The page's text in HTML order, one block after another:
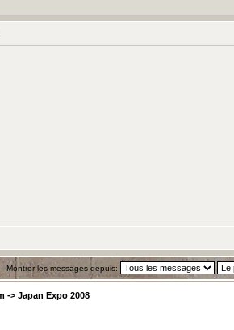
Montrer les messages depuis:
-> Japan Expo 2008